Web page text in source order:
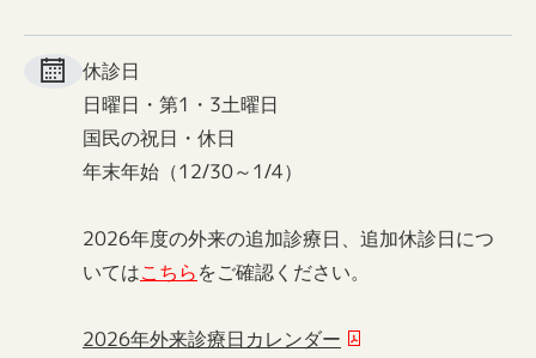
休診日
日曜日・第1・3土曜日
国民の祝日・休日
年末年始（12/30～1/4）
2026年度の外来の追加診療日、追加休診日につ
いてはこちらをご確認ください。
2026年外来診療日カレンダー